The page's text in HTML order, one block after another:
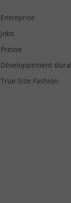
Entreprise
Jobs
Presse
Développement
True Size Fashion